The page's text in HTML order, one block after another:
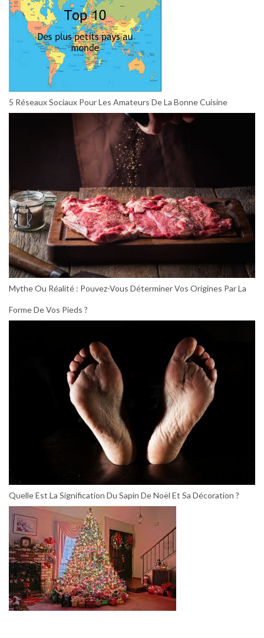
5 Réseaux Sociaux Pour Les Amateurs De La Bonne Cuisine
Mythe Ou Réalité : Pouvez-Vous Déterminer Vos Origines Par La
Forme De Vos Pieds ?
Quelle Est La Signification Du Sapin De Noël Et Sa Décoration ?